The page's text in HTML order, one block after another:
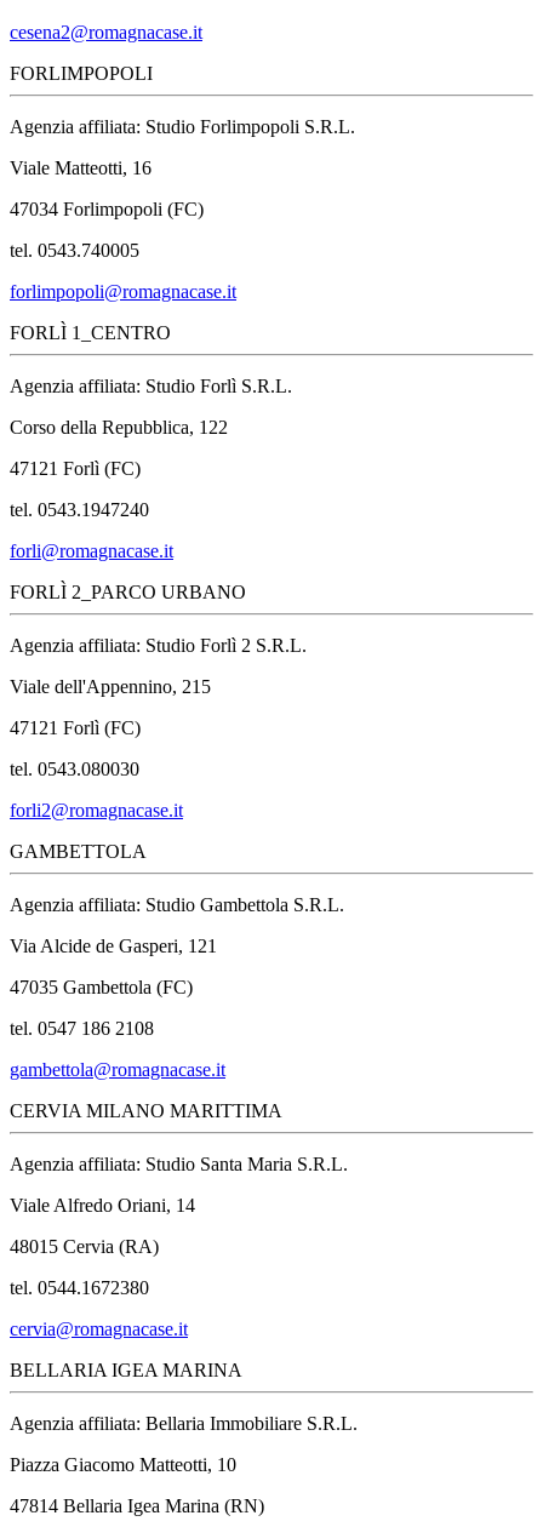
cesena2@romagnacase.it
FORLIMPOPOLI
Agenzia affiliata: Studio Forlimpopoli S.R.L.
Viale Matteotti, 16
47034 Forlimpopoli (FC)
tel. 0543.740005
forlimpopoli@romagnacase.it
FORLÌ 1_CENTRO
Agenzia affiliata: Studio Forlì S.R.L.
Corso della Repubblica, 122
47121 Forlì (FC)
tel. 0543.1947240
forli@romagnacase.it
FORLÌ 2_PARCO URBANO
Agenzia affiliata: Studio Forlì 2 S.R.L.
Viale dell'Appennino, 215
47121 Forlì (FC)
tel. 0543.080030
forli2@romagnacase.it
GAMBETTOLA
Agenzia affiliata: Studio Gambettola S.R.L.
Via Alcide de Gasperi, 121
47035 Gambettola (FC)
tel. 0547 186 2108
gambettola@romagnacase.it
CERVIA MILANO MARITTIMA
Agenzia affiliata: Studio Santa Maria S.R.L.
Viale Alfredo Oriani, 14
48015 Cervia (RA)
tel. 0544.1672380
cervia@romagnacase.it
BELLARIA IGEA MARINA
Agenzia affiliata: Bellaria Immobiliare S.R.L.
Piazza Giacomo Matteotti, 10
47814 Bellaria Igea Marina (RN)